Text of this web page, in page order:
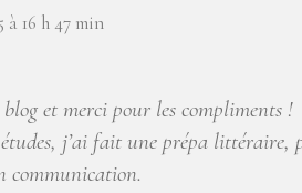
à 16 h 47 min
et merci pour les compliments !
j’ai fait une prépa
communication.